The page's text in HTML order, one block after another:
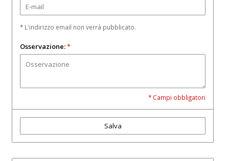
* L'indirizzo email non verrà pubblicato.
Osservazione:*
* Campi obbligatori
Salva